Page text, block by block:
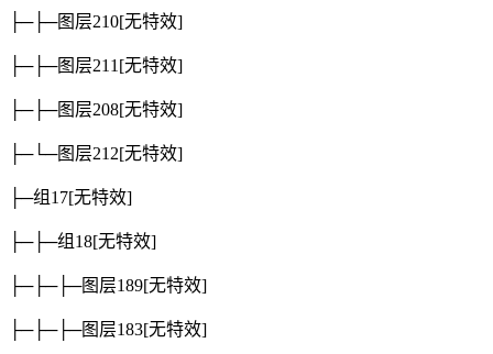
├─├─图层210[无特效]
├─├─图层211[无特效]
├─├─图层208[无特效]
├─└─图层212[无特效]
├─组17[无特效]
├─├─组18[无特效]
├─├─├─图层189[无特效]
├─├─├─图层183[无特效]